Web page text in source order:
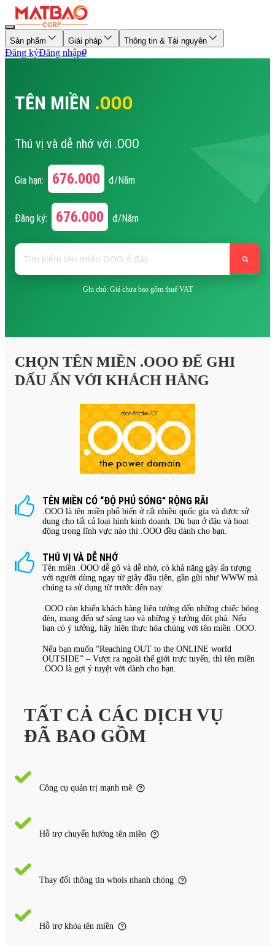
Sản phẩm Giải pháp Thông tin & Tài nguyên
Đăng kýĐăng nhập0
TÊN MIỀN .OOO
Thú vị và dễ nhớ với .OOO
Gia hạn: 676.000 đ/Năm
Đăng ký: 676.000 đ/Năm
Ghi chú: Giá chưa bao gồm thuế VAT
CHỌN TÊN MIỀN .OOO ĐỂ GHI
DẤU ẤN VỚI KHÁCH HÀNG
TÊN MIỀN CÓ “ĐỘ PHỦ SÓNG” RỘNG RÃI
.OOO là tên miền phổ biến ở rất nhiều quốc gia và được sử
dụng cho tất cả loại hình kinh doanh. Dù bạn ở đâu và hoạt
động trong lĩnh vực nào thì .OOO đều dành cho bạn.
THÚ VỊ VÀ DỄ NHỚ
Tên miền .OOO dễ gõ và dễ nhớ, có khả năng gây ấn tượng
với người dùng ngay từ giây đầu tiên, gần gũi như WWW mà
chúng ta sử dụng từ trước đến nay.
.OOO còn khiến khách hàng liên tưởng đến những chiếc bóng
đèn, mang đến sự sáng tạo và những ý tưởng đột phá. Nếu
bạn có ý tưởng, hãy hiện thực hóa chúng với tên miền .OOO.
Nếu bạn muốn “Reaching OUT to the ONLINE world
OUTSIDE” – Vượt ra ngoài thế giới trực tuyến, thì tên miền
.OOO là gợi ý tuyệt vời dành cho bạn.
TẤT CẢ CÁC DỊCH VỤ
ĐÃ BAO GỒM
Công cụ quản trị mạnh mẽ
Hỗ trợ chuyển hướng tên miền
Thay đổi thông tin whois nhanh chóng
Hỗ trợ khóa tên miền